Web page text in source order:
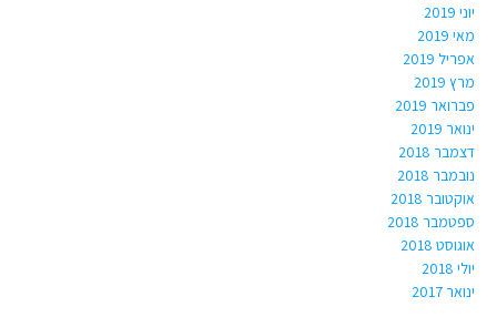
יוני 2019
מאי 2019
אפריל 2019
מרץ 2019
פברואר 2019
ינואר 2019
דצמבר 2018
נובמבר 2018
אוקטובר 2018
ספטמבר 2018
אוגוסט 2018
יולי 2018
ינואר 2017